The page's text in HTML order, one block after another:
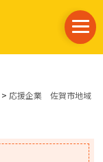
> 応援企業 佐賀市地域